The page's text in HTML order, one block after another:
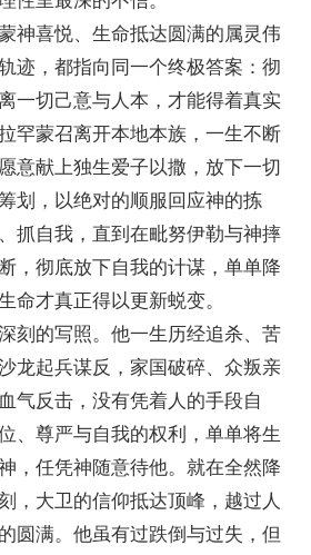
喜悦、生命抵达圆满的属灵伟
迹，都指向同一个终极答案：彻
一切己意与人本，才能得着真实
罕蒙召离开本地本族，一生不断
意献上独生爱子以撒，放下一切
划，以绝对的顺服回应神的拣
抓自我，直到在毗努伊勒与神摔
，彻底放下自我的计谋，单单降
命才真正得以更新蜕变。
的写照。他一生历经追杀、苦
龙起兵谋反，家国破碎、众叛亲
气反击，没有凭着人的手段自
、尊严与自我的权利，单单将生
，任凭神随意待他。就在全然降
，大卫的信仰抵达顶峰，越过人
圆满。他虽有过跌倒与过失，但